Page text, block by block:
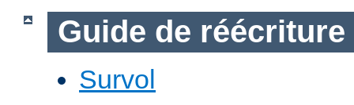
Guide de réécriture
Survol